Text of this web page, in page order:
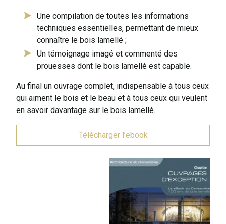
Une compilation de toutes les informations
techniques essentielles, permettant de mieux
connaître le bois lamellé ;
Un témoignage imagé et commenté des
prouesses dont le bois lamellé est capable.
Au final un ouvrage complet, indispensable à tous ceux
qui aiment le bois et le beau et à tous ceux qui veulent
en savoir davantage sur le bois lamellé.
Télécharger l’ebook